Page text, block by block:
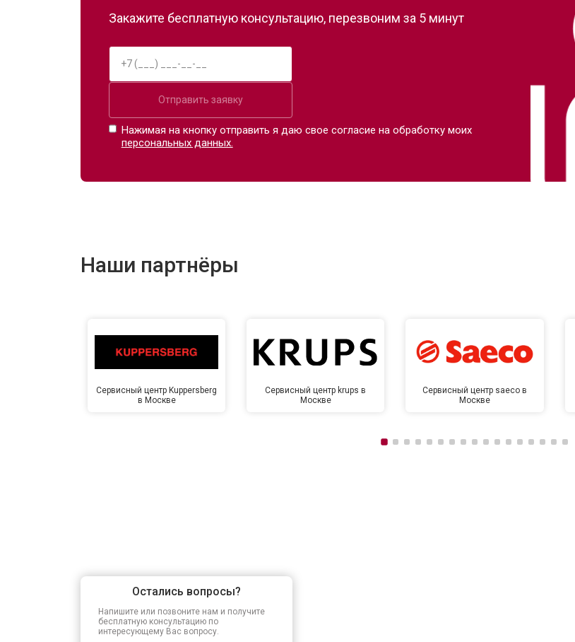
Закажите бесплатную консультацию, перезвоним за 5 минут
Отправить заявку
Нажимая на кнопку отправить я даю свое согласие на обработку моих
персональных данных.
Наши партнёры
Сервисный центр Kuppersberg
в Москве
Сервисный центр krups в
Москве
Сервисный центр saeco в
Москве
Остались вопросы?
Напишите или позвоните нам и получите
бесплатную консультацию по
интересующему Вас вопросу.